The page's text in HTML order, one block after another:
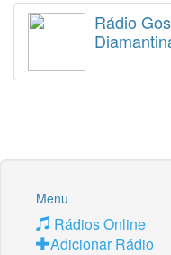
Rádio
Menu
Rádios Online
Adicionar Rádio